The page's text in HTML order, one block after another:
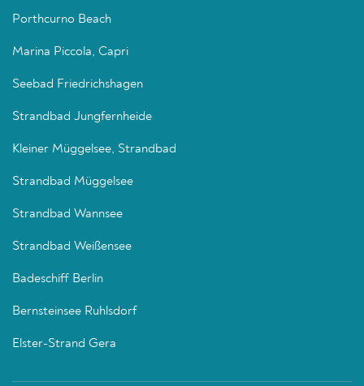
Porthcurno Beach
Marina Piccola, Capri
Seebad Friedrichshagen
Strandbad Jungfernheide
Kleiner Müggelsee, Strandbad
Strandbad Müggelsee
Strandbad Wannsee
Strandbad Weißensee
Badeschiff Berlin
Bernsteinsee Ruhlsdorf
Elster-Strand Gera